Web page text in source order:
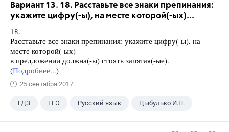
Вариант 13. 18. Расставьте все знаки препинания:
укажите цифру(-ы), на месте которой(-ых)...
18.
Расставьте все знаки препинания: укажите цифру(-ы), на
месте которой(-ых)
в предложении должна(-ы) стоять запятая(-ые).
(Подробнее...)
25 сентября 2017
ГДЗ ЕГЭ Русский язык Цыбулько И.П.